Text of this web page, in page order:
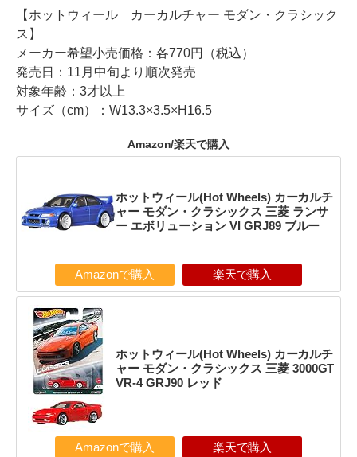
【ホットウィール カーカルチャー モダン・クラシック
ス】
メーカー希望小売価格：各770円（税込）
発売日：11月中旬より順次発売
対象年齢：3才以上
サイズ（cm）：W13.3×3.5×H16.5
Amazon/楽天で購入
ホットウィール(Hot Wheels) カーカルチ
ャー モダン・クラシックス 三菱 ランサ
ー エボリューション VI GRJ89 ブルー
Amazonで購入 楽天で購入
ホットウィール(Hot Wheels) カーカルチ
ャー モダン・クラシックス 三菱 3000GT
VR-4 GRJ90 レッド
Amazonで購入 楽天で購入